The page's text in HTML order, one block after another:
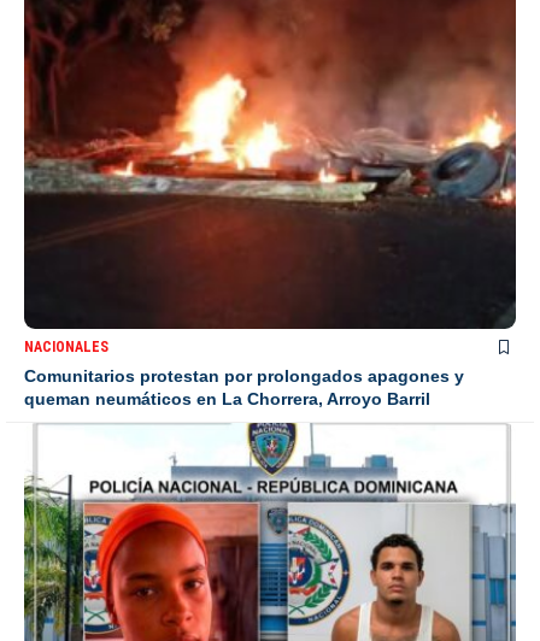
NACIONALES
Comunitarios protestan por prolongados apagones y
queman neumáticos en La Chorrera, Arroyo Barril